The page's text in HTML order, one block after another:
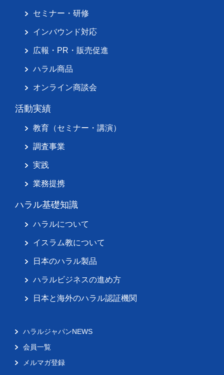
セミナー・研修
インバウンド対応
広報・PR・販売促進
ハラル商品
オンライン商談会
活動実績
教育（セミナー・講演）
調査事業
実践
業務提携
ハラル基礎知識
ハラルについて
イスラム教について
日本のハラル製品
ハラルビジネスの進め方
日本と海外のハラル認証機関
ハラルジャパンNEWS
会員一覧
メルマガ登録